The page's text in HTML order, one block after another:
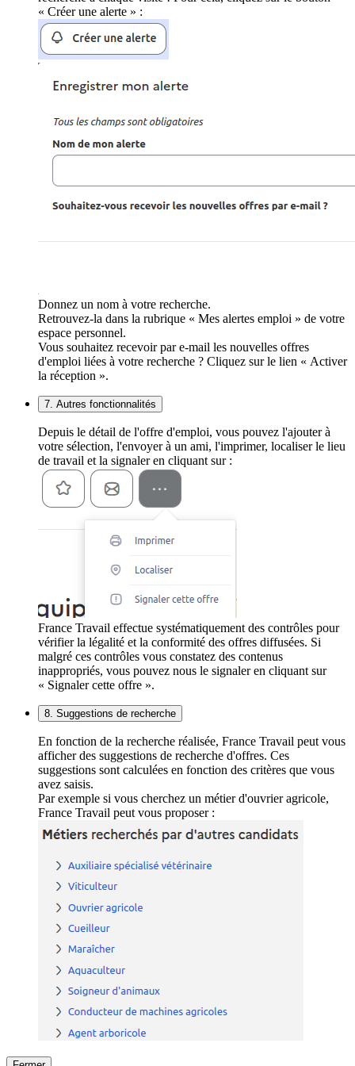
« Créer une alerte » :
Donnez un nom à votre recherche.
Retrouvez-la dans la rubrique « Mes alertes emploi » de votre
espace personnel.
Vous souhaitez recevoir par e-mail les nouvelles offres
d'emploi liées à votre recherche ? Cliquez sur le lien « Activer
la réception ».
7. Autres fonctionnalités
Depuis le détail de l'offre d'emploi, vous pouvez l'ajouter à
votre sélection, l'envoyer à un ami, l'imprimer, localiser le lieu
de travail et la signaler en cliquant sur :
France Travail effectue systématiquement des contrôles pour
vérifier la légalité et la conformité des offres diffusées. Si
malgré ces contrôles vous constatez des contenus
inappropriés, vous pouvez nous le signaler en cliquant sur
« Signaler cette offre ».
8. Suggestions de recherche
En fonction de la recherche réalisée, France Travail peut vous
afficher des suggestions de recherche d'offres. Ces
suggestions sont calculées en fonction des critères que vous
avez saisis.
Par exemple si vous cherchez un métier d'ouvrier agricole,
France Travail peut vous proposer :